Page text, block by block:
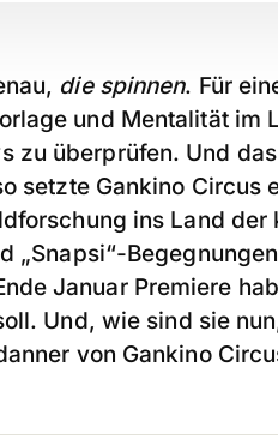
die spinnen. Für
und Mentalität im
zu überprüfen. Und
setzte Gankino Circus
ins Land
Januar Premiere
Und, wie sind sie
von Gankino